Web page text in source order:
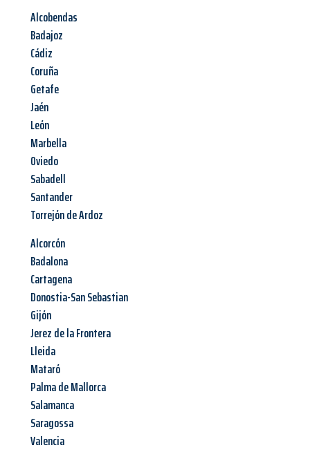
Alcobendas
Badajoz
Cádiz
Coruña
Getafe
Jaén
León
Marbella
Oviedo
Sabadell
Santander
Torrejón de Ardoz
Alcorcón
Badalona
Cartagena
Donostia-San Sebastian
Gijón
Jerez de la Frontera
Lleida
Mataró
Palma de Mallorca
Salamanca
Saragossa
Valencia